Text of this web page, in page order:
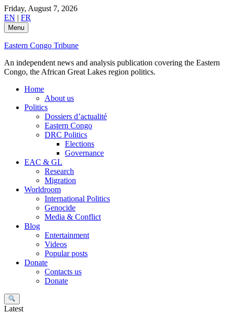
Skip
to
content
Friday, August 7, 2026
EN | FR
Menu
Eastern Congo Tribune
An independent news and analysis publication covering the Eastern
Congo, the African Great Lakes region politics.
Home
About us
Politics
Dossiers d’actualité
Eastern Congo
DRC Politics
Elections
Governance
EAC & GL
Research
Migration
Worldroom
International Politics
Genocide
Media & Conflict
Blog
Entertainment
Videos
Popular posts
Donate
Contacts us
Donate
Search
Latest